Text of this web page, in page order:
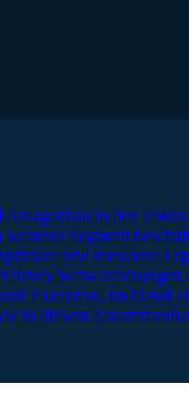
in den
Segment
und messbare
Softwarelösungen
Executive, im Detail
in diesem